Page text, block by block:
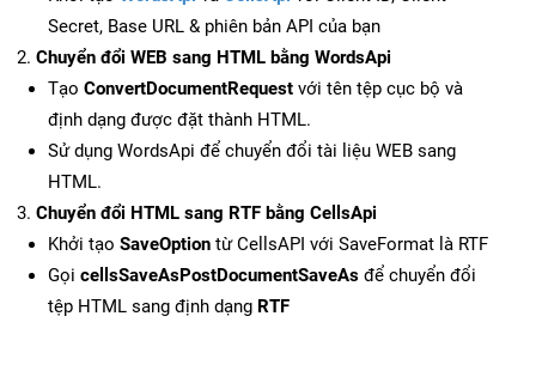
Secret, Base URL & phiên bản API của bạn
Chuyển đổi WEB sang HTML bằng WordsApi
Tạo ConvertDocumentRequest với tên tệp cục bộ và
định dạng được đặt thành HTML.
Sử dụng WordsApi để chuyển đổi tài liệu WEB sang
HTML.
Chuyển đổi HTML sang RTF bằng CellsApi
Khởi tạo SaveOption từ CellsAPI với SaveFormat là RTF
Gọi cellsSaveAsPostDocumentSaveAs để chuyển đổi
tệp HTML sang định dạng RTF